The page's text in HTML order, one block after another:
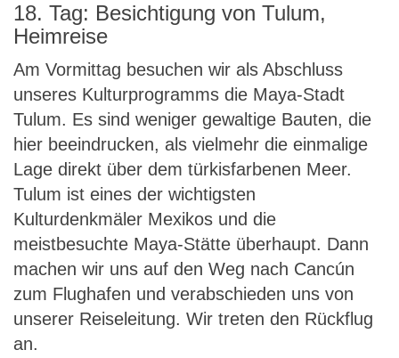
18. Tag: Besichtigung von Tulum,
Heimreise
Am Vormittag besuchen wir als Abschluss
unseres Kulturprogramms die Maya-Stadt
Tulum. Es sind weniger gewaltige Bauten, die
hier beeindrucken, als vielmehr die einmalige
Lage direkt über dem türkisfarbenen Meer.
Tulum ist eines der wichtigsten
Kulturdenkmäler Mexikos und die
meistbesuchte Maya-Stätte überhaupt. Dann
machen wir uns auf den Weg nach Cancún
zum Flughafen und verabschieden uns von
unserer Reiseleitung. Wir treten den Rückflug
an.